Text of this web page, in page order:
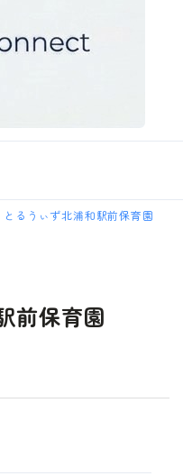
とるうぃず北浦和駅前保育園
前保育園